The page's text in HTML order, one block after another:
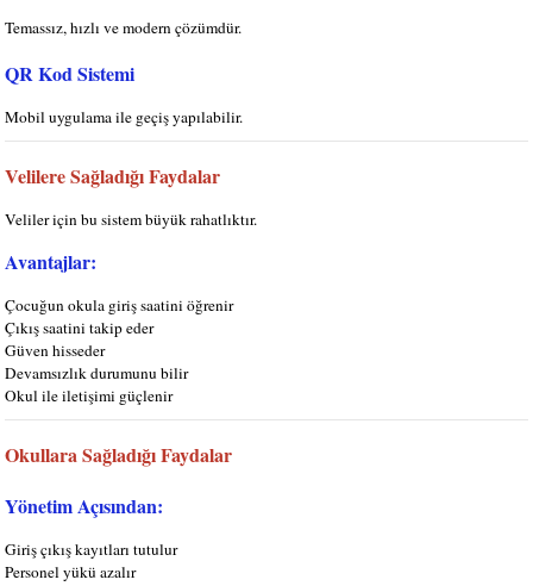
Temassız, hızlı ve modern çözümdür.
QR Kod Sistemi
Mobil uygulama ile geçiş yapılabilir.
Velilere Sağladığı Faydalar
Veliler için bu sistem büyük rahatlıktır.
Avantajlar:
Çocuğun okula giriş saatini öğrenir
Çıkış saatini takip eder
Güven hisseder
Devamsızlık durumunu bilir
Okul ile iletişimi güçlenir
Okullara Sağladığı Faydalar
Yönetim Açısından:
Giriş çıkış kayıtları tutulur
Personel yükü azalır